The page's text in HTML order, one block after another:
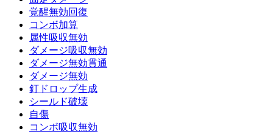
覚醒無効回復
コンボ加算
属性吸収無効
ダメージ吸収無効
ダメージ無効貫通
ダメージ無効
釘ドロップ生成
シールド破壊
自傷
コンボ吸収無効